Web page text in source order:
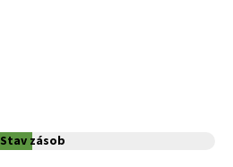
Stav zásob